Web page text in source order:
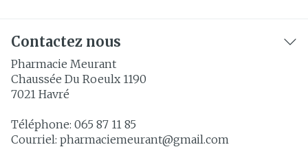
Contactez nous
Pharmacie Meurant
Chaussée Du Roeulx 1190
7021 Havré
Téléphone: 065 87 11 85
Courriel: pharmaciemeurant@gmail.com